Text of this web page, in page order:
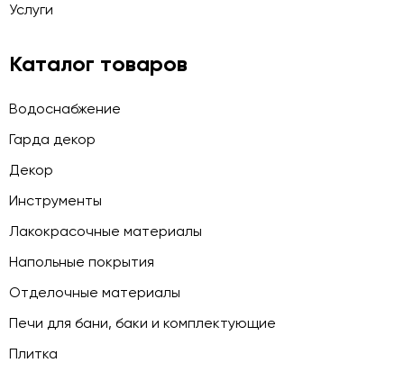
Услуги
Каталог товаров
Водоснабжение
Гарда декор
Декор
Инструменты
Лакокрасочные материалы
Напольные покрытия
Отделочные материалы
Печи для бани, баки и комплектующие
Плитка